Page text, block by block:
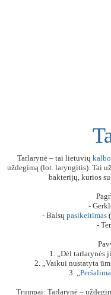
Tarlarynė – tai lietuvių
uždegimą (lot. laryngitis). Tai
bakterijų, kurios
-
- Balsų pasikeitimas
-
1. „Dėl tarlarynės
2. „Vaikui nustatyta
3. „
Trumpai: Tarlarynė –